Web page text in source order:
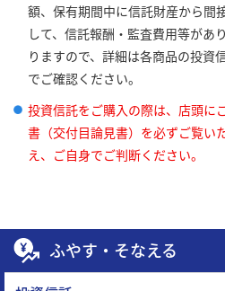
額、保有期間中に信託財産から間
して、信託報酬・監査費用等があ
りますので、詳細は各商品の投資
でご確認ください。
投資信託をご購入の際は、店頭に
書（交付目論見書）を必ずご覧い
え、ご自身でご判断ください。
ふやす・そなえる